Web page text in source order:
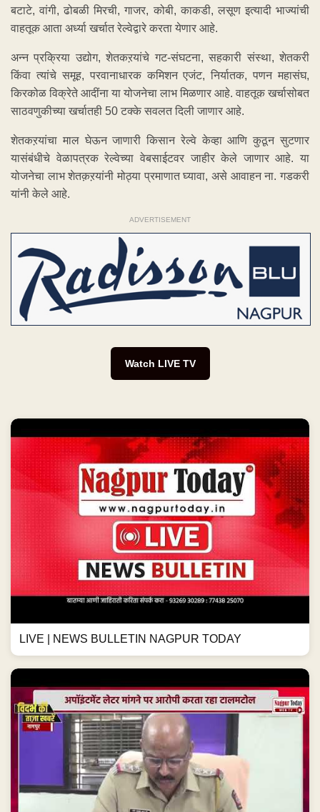
बटाटे, वांगी, ढोबळी मिरची, गाजर, कोबी, काकडी, लसूण इत्यादी भाज्यांची
वाहतूक आता अर्ध्या खर्चात रेल्वेद्वारे करता येणार आहे.
अन्न प्रक्रिया उद्योग, शेतकऱयांचे गट-संघटना, सहकारी संस्था, शेतकरी
किंवा त्यांचे समूह, परवानाधारक कमिशन एजंट, निर्यातक, पणन महासंघ,
किरकोळ विक्रेते आदींना या योजनेचा लाभ मिळणार आहे. वाहतूक खर्चासोबत
साठवणुकीच्या खर्चातही 50 टक्के सवलत दिली जाणार आहे.
शेतकऱयांचा माल घेऊन जाणारी किसान रेल्वे केव्हा आणि कुठून सुटणार
यासंबंधीचे वेळापत्रक रेल्वेच्या वेबसाईटवर जाहीर केले जाणार आहे. या
योजनेचा लाभ शेतक़ऱयांनी मोठ्या प्रमाणात घ्यावा, असे आवाहन ना. गडकरी
यांनी केले आहे.
ADVERTISEMENT
Watch LIVE TV
LIVE | NEWS BULLETIN NAGPUR TODAY